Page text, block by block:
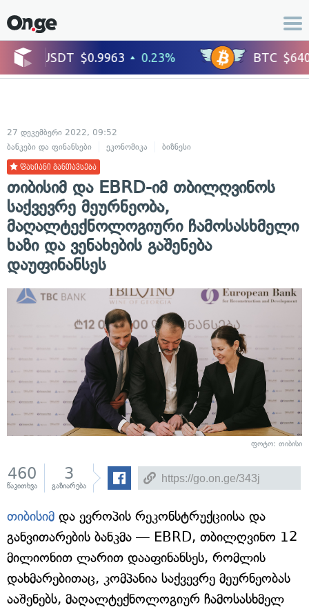
27 დეკემბერი 2022, 09:52
ბანკები და ფინანსები
ეკონომიკა ბიზნესი
ფასიანი განთავსება
თიბისიმ და EBRD-იმ თბილღვინოს
საქვევრე მეურნეობა,
მაღალტექნოლოგიური ჩამოსასხმელი
ხაზი და ვენახების გაშენება
დაუფინანსეს
ფოტო: თიბისი
460
წაკითხვა
3
გაზიარება
თიბისიმ და ევროპის რეკონსტრუქციისა და
განვითარების ბანკმა — EBRD, თბილღვინო 12
მილიონით ლარით დააფინანსეს, რომლის
დახმარებითაც, კომპანია საქვევრე მეურნეობას
ააშენებს, მაღალტექნოლოგიურ ჩამოსასხმელ